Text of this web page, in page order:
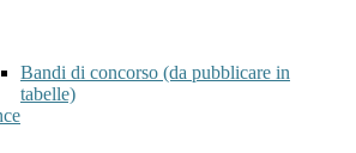
Bandi di concorso (da pubblicare in
tabelle)